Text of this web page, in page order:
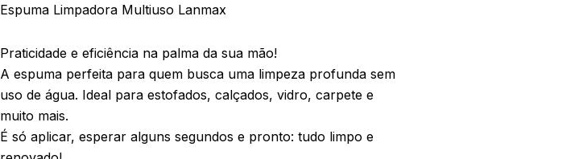
Espuma Limpadora Multiuso Lanmax
Praticidade e eficiência na palma da sua mão!
A espuma perfeita para quem busca uma limpeza profunda sem
uso de água. Ideal para estofados, calçados, vidro, carpete e
muito mais.
É só aplicar, esperar alguns segundos e pronto: tudo limpo e